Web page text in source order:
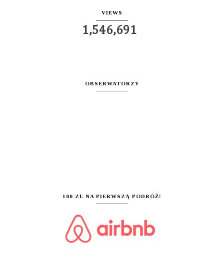
VIEWS
1,546,691
OBSERWATORZY
100 ZŁ NA PIERWSZĄ PODRÓŻ!